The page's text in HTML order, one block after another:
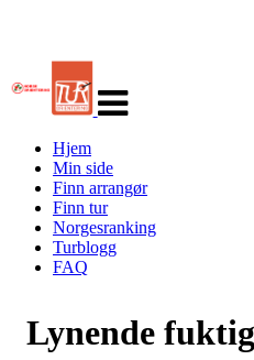
navigasjon
Hjem
Min side
Finn arrangør
Finn tur
Norgesranking
Turblogg
FAQ
Lynende